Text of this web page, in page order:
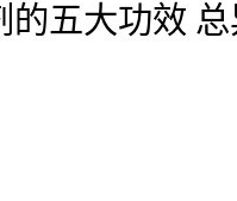
五大功效 总